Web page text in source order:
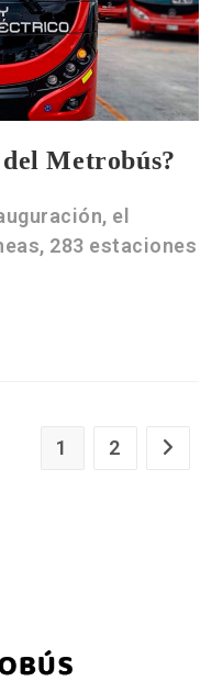
Metrobús?
el
283 estaciones
1 2